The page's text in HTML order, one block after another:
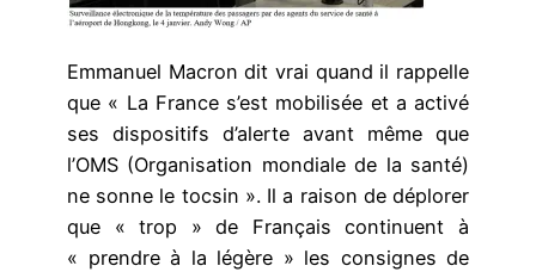
Emmanuel Macron dit vrai quand il rappelle
que « La France s’est mobilisée et a activé
ses dispositifs d’alerte avant même que
l’OMS (Organisation mondiale de la santé)
ne sonne le tocsin ». Il a raison de déplorer
que « trop » de Français continuent à
« prendre à la légère » les consignes de